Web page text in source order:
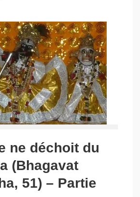
ne déchoit du
(Bhagavat
51) – Partie